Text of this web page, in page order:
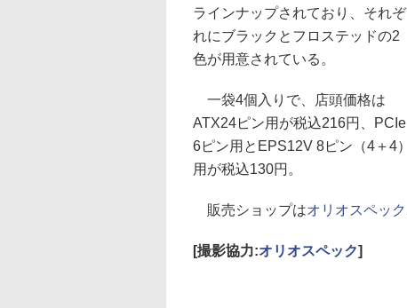
ラインナップされており、それぞ
れにブラックとフロステッドの2
色が用意されている。
一袋4個入りで、店頭価格は
ATX24ピン用が税込216円、PCIe
6ピン用とEPS12V 8ピン（4＋4）
用が税込130円。
販売ショップはオリオスペック
[撮影協力:オリオスペック]